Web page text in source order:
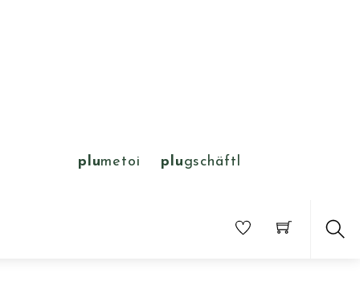
plumetoi plugschäftl